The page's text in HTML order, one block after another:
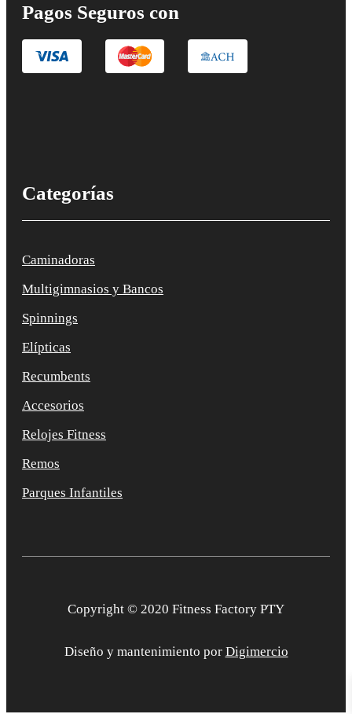
Pagos Seguros con
Categorías
Caminadoras
Multigimnasios y Bancos
Spinnings
Elípticas
Recumbents
Accesorios
Relojes Fitness
Remos
Parques Infantiles
Copyright © 2020 Fitness Factory PTY
Diseño y mantenimiento por Digimercio